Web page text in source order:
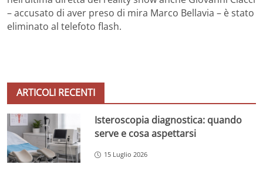
– accusato di aver preso di mira Marco Bellavia – è stato
eliminato al telefoto flash.
ARTICOLI RECENTI
Isteroscopia diagnostica: quando
serve e cosa aspettarsi
15 Luglio 2026